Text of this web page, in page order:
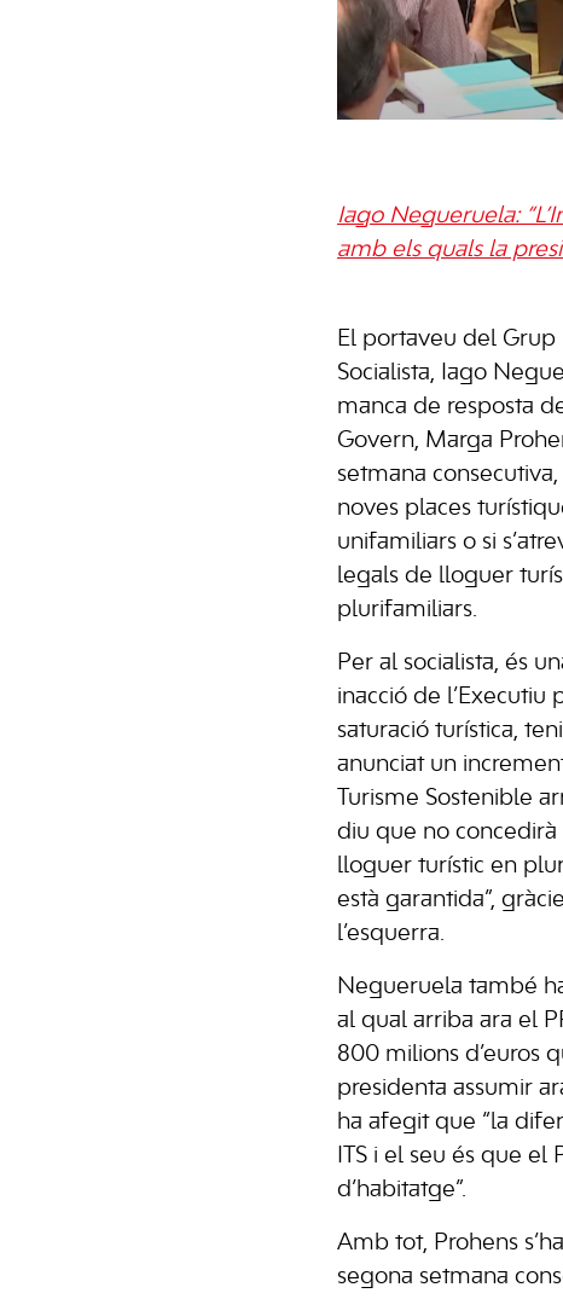
Iago Negueruela:
amb els quals la
El portaveu del Grup
Socialista, Iago
manca de resposta
Govern, Marga
setmana
noves places
unifamiliars o si
legals de lloguer
plurifamiliars.
Per al socialista, és
inacció de l’Executiu
saturació turística,
anunciat un
Turisme Sostenible
diu que no concedirà
lloguer turístic en
està garantida”,
l’esquerra.
Negueruela també
al qual arriba ara el
800 milions d’euros
presidenta assumir
ha afegit que “la
ITS i el seu és que
d’habitatge”.
Amb tot, Prohens
segona setmana